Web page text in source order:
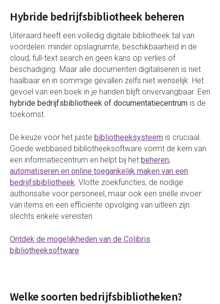
Hybride bedrijfsbibliotheek beheren
Uiteraard heeft een volledig digitale bibliotheek tal van
voordelen: minder opslagruimte, beschikbaarheid in de
cloud, full-text search en geen kans op verlies of
beschadiging. Maar alle documenten digitaliseren is niet
haalbaar en in sommige gevallen zelfs niet wenselijk. Het
gevoel van een boek in je handen blijft onvervangbaar. Een
hybride bedrijfsbibliotheek of documentatiecentrum is de
toekomst.
De keuze voor het juiste bibliotheeksysteem is cruciaal.
Goede webbased bibliotheeksoftware vormt de kern van
een informatiecentrum en helpt bij het beheren,
automatiseren en online toegankelijk maken van een
bedrijfsbibliotheek. Vlotte zoekfuncties, de nodige
authorisatie voor personeel, maar ook een snelle invoer
van items en een efficiënte opvolging van uitleen zijn
slechts enkele vereisten.
Ontdek de mogelijkheden van de Colibris
bibliotheeksoftware
Welke soorten bedrijfsbibliotheken?